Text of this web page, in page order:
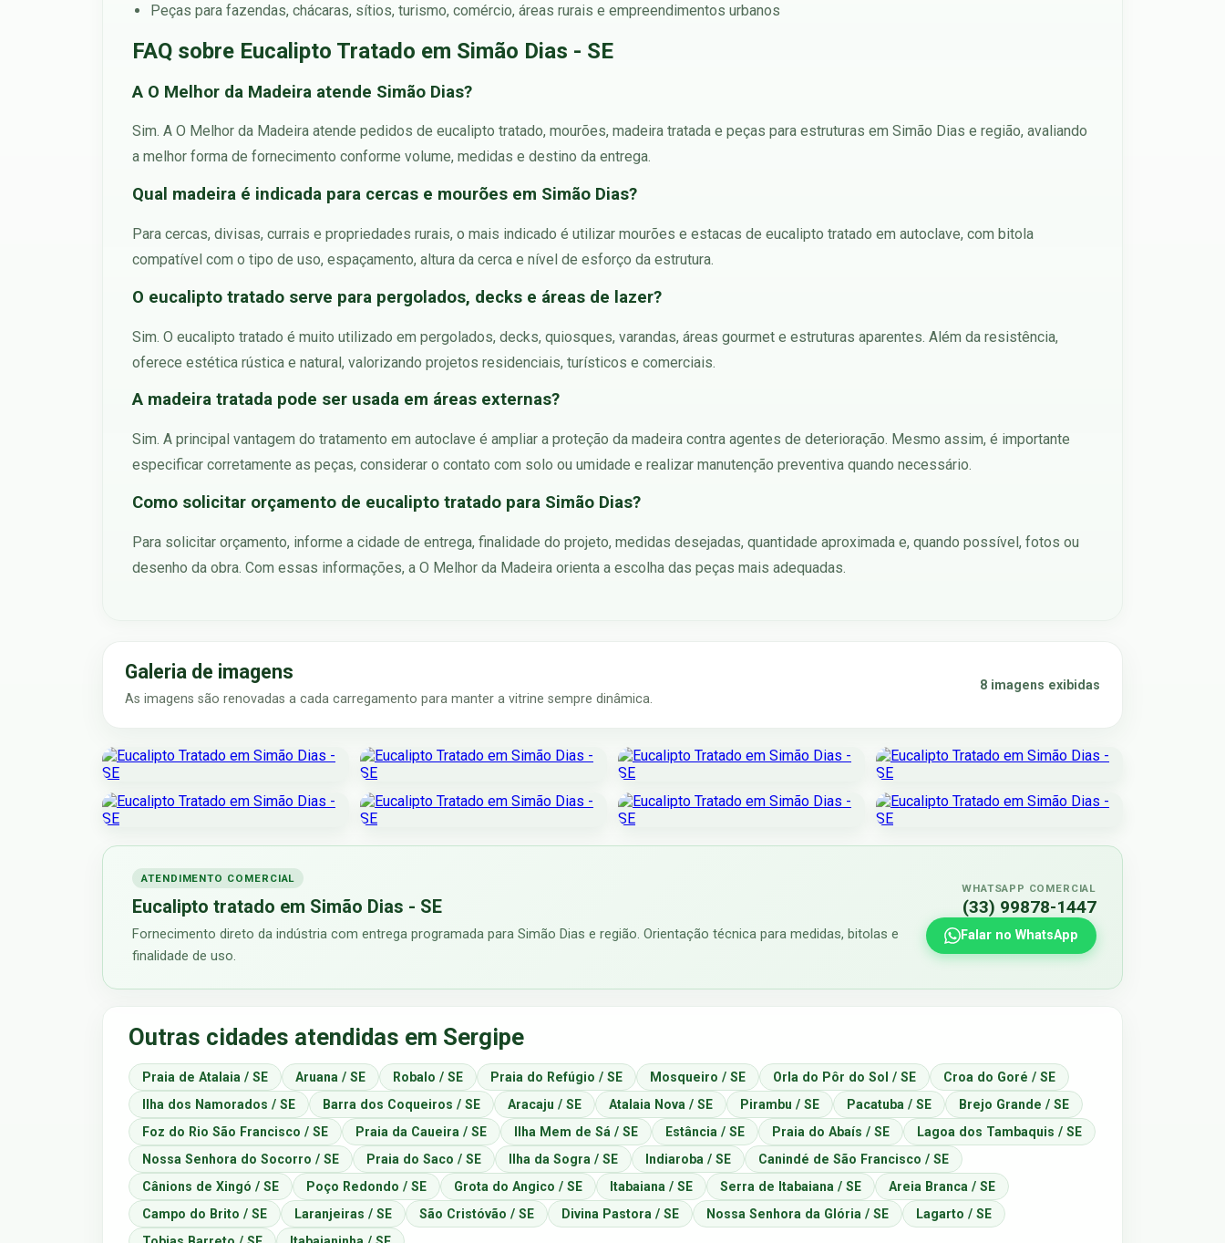
Peças para fazendas, chácaras, sítios, turismo, comércio, áreas rurais e empreendimentos urbanos
FAQ sobre Eucalipto Tratado em Simão Dias - SE
A O Melhor da Madeira atende Simão Dias?
Sim. A O Melhor da Madeira atende pedidos de eucalipto tratado, mourões, madeira tratada e peças para estruturas em Simão Dias e região, avaliando
a melhor forma de fornecimento conforme volume, medidas e destino da entrega.
Qual madeira é indicada para cercas e mourões em Simão Dias?
Para cercas, divisas, currais e propriedades rurais, o mais indicado é utilizar mourões e estacas de eucalipto tratado em autoclave, com bitola
compatível com o tipo de uso, espaçamento, altura da cerca e nível de esforço da estrutura.
O eucalipto tratado serve para pergolados, decks e áreas de lazer?
Sim. O eucalipto tratado é muito utilizado em pergolados, decks, quiosques, varandas, áreas gourmet e estruturas aparentes. Além da resistência,
oferece estética rústica e natural, valorizando projetos residenciais, turísticos e comerciais.
A madeira tratada pode ser usada em áreas externas?
Sim. A principal vantagem do tratamento em autoclave é ampliar a proteção da madeira contra agentes de deterioração. Mesmo assim, é importante
especificar corretamente as peças, considerar o contato com solo ou umidade e realizar manutenção preventiva quando necessário.
Como solicitar orçamento de eucalipto tratado para Simão Dias?
Para solicitar orçamento, informe a cidade de entrega, finalidade do projeto, medidas desejadas, quantidade aproximada e, quando possível, fotos ou
desenho da obra. Com essas informações, a O Melhor da Madeira orienta a escolha das peças mais adequadas.
Galeria de imagens
As imagens são renovadas a cada carregamento para manter a vitrine sempre dinâmica.
8 imagens exibidas
ATENDIMENTO COMERCIAL
Eucalipto tratado em Simão Dias - SE
Fornecimento direto da indústria com entrega programada para Simão Dias e região. Orientação técnica para medidas, bitolas e
finalidade de uso.
WHATSAPP COMERCIAL
(33) 99878-1447
Falar no WhatsApp
Outras cidades atendidas em Sergipe
Praia de Atalaia / SE Aruana / SE Robalo / SE Praia do Refúgio / SE Mosqueiro / SE Orla do Pôr do Sol / SE
Croa do Goré / SE
Ilha dos Namorados / SE
Barra dos Coqueiros / SE Aracaju / SE Atalaia Nova / SE Pirambu / SE Pacatuba / SE
Brejo Grande / SE
Foz do Rio São Francisco / SE
Praia da Caueira / SE Ilha Mem de Sá / SE Estância / SE Praia do Abaís / SE
Lagoa dos Tambaquis / SE
Nossa Senhora do Socorro / SE
Praia do Saco / SE Ilha da Sogra / SE Indiaroba / SE
Canindé de São Francisco / SE
Cânions de Xingó / SE
Poço Redondo / SE Grota do Angico / SE Itabaiana / SE Serra de Itabaiana / SE
Areia Branca / SE
Campo do Brito / SE
Laranjeiras / SE São Cristóvão / SE Divina Pastora / SE Nossa Senhora da Glória / SE
Lagarto / SE